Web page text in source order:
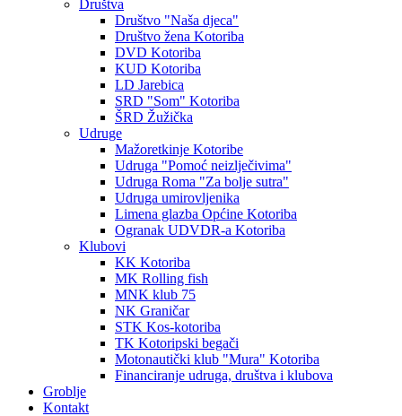
Društva
Društvo "Naša djeca"
Društvo žena Kotoriba
DVD Kotoriba
KUD Kotoriba
LD Jarebica
SRD "Som" Kotoriba
ŠRD Žužička
Udruge
Mažoretkinje Kotoribe
Udruga "Pomoć neizlječivima"
Udruga Roma "Za bolje sutra"
Udruga umirovljenika
Limena glazba Općine Kotoriba
Ogranak UDVDR-a Kotoriba
Klubovi
KK Kotoriba
MK Rolling fish
MNK klub 75
NK Graničar
STK Kos-kotoriba
TK Kotoripski begači
Motonautički klub "Mura" Kotoriba
Financiranje udruga, društva i klubova
Groblje
Kontakt